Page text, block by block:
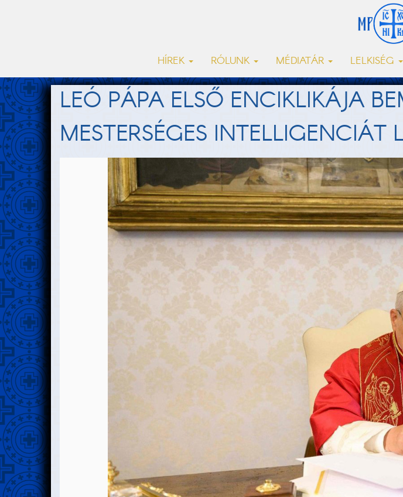
HÍREK RÓLUNK MÉDIATÁR LELKISÉG
LEÓ PÁPA ELSŐ ENCIKLIKÁJA
MESTERSÉGES INTELLIGENCIÁT